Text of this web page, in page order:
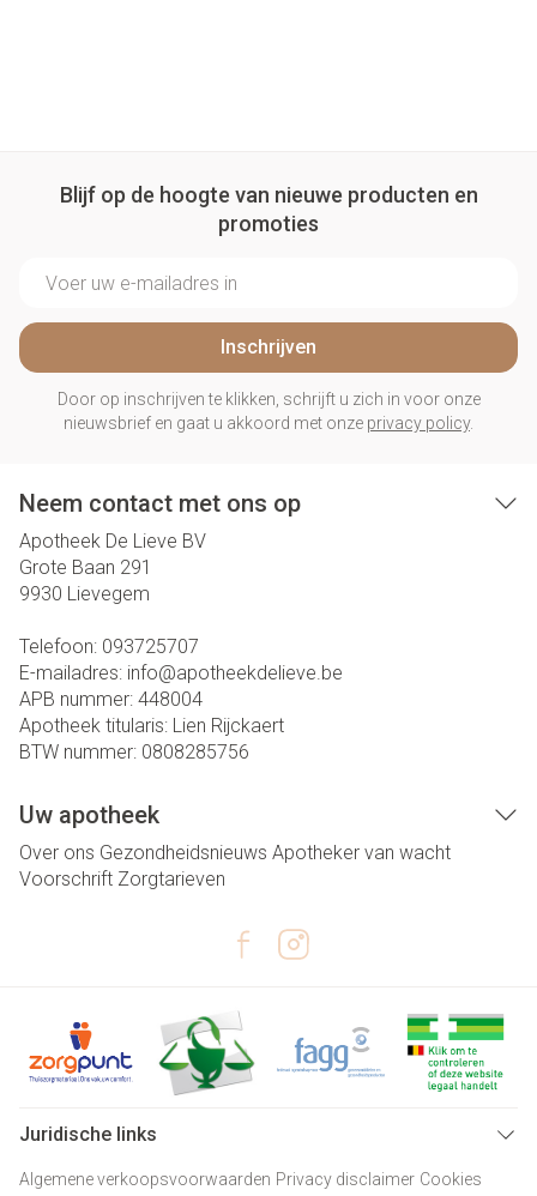
Blijf op de hoogte van nieuwe producten en
promoties
Inschrijven
Door op inschrijven te klikken, schrijft u zich in voor onze
nieuwsbrief en gaat u akkoord met onze privacy policy.
Neem contact met ons op
Apotheek De Lieve BV
Grote Baan 291
9930 Lievegem
Telefoon: 093725707
E-mailadres: info@apotheekdelieve.be
APB nummer: 448004
Apotheek titularis: Lien Rijckaert
BTW nummer: 0808285756
Uw apotheek
Over ons Gezondheidsnieuws Apotheker van wacht
Voorschrift Zorgtarieven
Juridische links
Algemene verkoopsvoorwaarden Privacy disclaimer Cookies